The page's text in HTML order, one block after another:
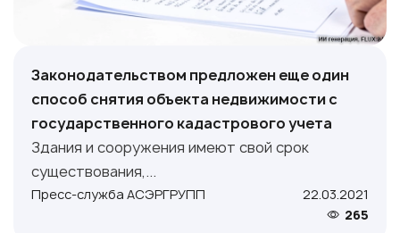
Законодательством предложен еще один
способ снятия объекта недвижимости с
государственного кадастрового учета
Здания и сооружения имеют свой срок
существования,...
Пресс-служба АСЭРГРУПП
22.03.2021
265